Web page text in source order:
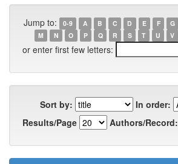
Jump to: 0-9 A B C D E F G
M
N O P Q R S T U V
or enter first few letters:
Sort by:
In order:
Results/Page
Authors/Record: